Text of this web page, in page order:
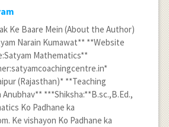
Ke Baare Mein (About the Author)
Narain Kumawat** **Website
Mathematics**
(Rajasthan)* **Teaching
***Shiksha:**B.sc.,B.Ed.,
Ko Padhane ka
Ke vishayon Ko Padhane ka